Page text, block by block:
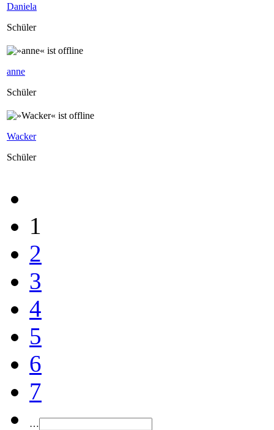
Daniela
Schüler
anne
Schüler
Wacker
Schüler
1
2
3
4
5
6
7
…